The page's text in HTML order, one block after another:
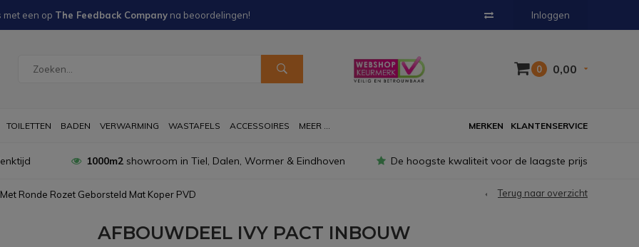
met een op The Feedback Company na beoordelingen! Inloggen
0 0,00
TOILETTEN BADEN VERWARMING WASTAFELS ACCESSOIRES MEER ... KLANTENSERVICE
MERKEN
1000m2showroom in Tiel, Dalen, Wormer & Eindhoven De hoogste kwaliteit voor de laagste prijs
Ronde Rozet Geborsteld Mat Koper PVD Terug naar overzicht
AFBOUWDEEL IVY PACT INBOUW